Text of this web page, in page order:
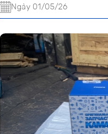
Ngày 01/05/26